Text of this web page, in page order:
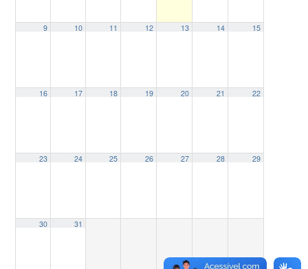
9 10 11 12 13 14 15
16 17 18 19 20 21 22
23 24 25 26 27 28 29
30 31